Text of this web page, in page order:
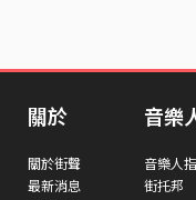
關於
關於街聲
最新消息
音樂
音樂人
街托邦